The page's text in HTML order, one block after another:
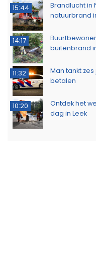
15:44
Brandlucht in
natuurbrand
14:17
buitenbrand
11:32
Man tankt
betalen
10:20
Ontdek het
dag in Leek